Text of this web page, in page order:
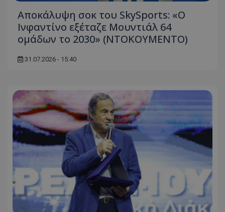
Αποκάλυψη σοκ του SkySports: «O
Ινφαντίνο εξέταζε Μουντιάλ 64
ομάδων το 2030» (ΝΤΟΚΟΥΜΕΝΤΟ)
31.07.2026 - 15:40